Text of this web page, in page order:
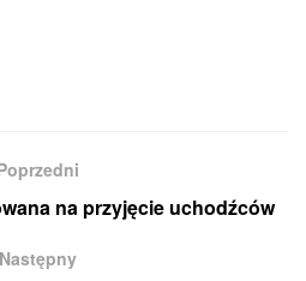
na przyjęcie uchodźców
Następny